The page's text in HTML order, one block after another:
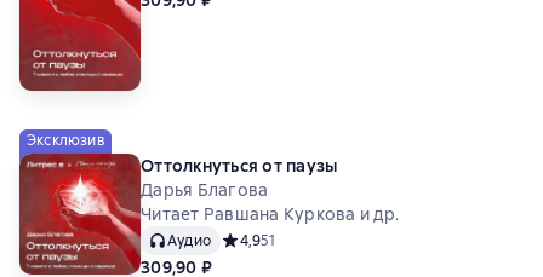
Эксклюзив
Оттолкнуться от паузы
Дарья Благова
Читает Равшана Куркова и др.
Аудио Средний рейтинг 4,9 на основе 51 оценок
4,951
309,90 ₽